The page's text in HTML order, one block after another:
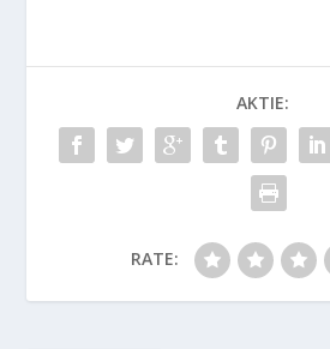
AKTIE:
RATE: